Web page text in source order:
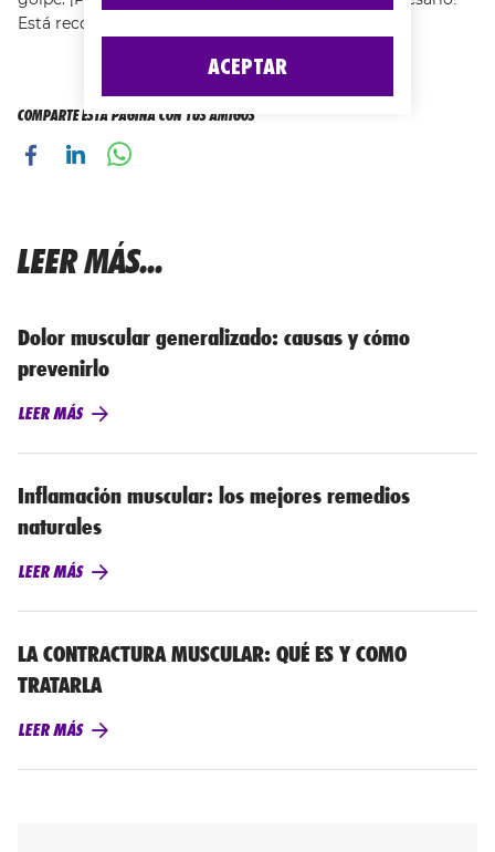
Está recomendado para
COMPARTE ESTA PÁGINA CON TUS AMIGOS
LEER MÁS...
Dolor muscular generalizado: causas y cómo
prevenirlo
LEER MÁS
Inflamación muscular: los mejores remedios
naturales
LEER MÁS
LA CONTRACTURA MUSCULAR: QUÉ ES Y COMO
TRATARLA
LEER MÁS
ACEPTAR